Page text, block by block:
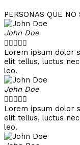
PERSONAS QUE NO
John Doe

Lorem ipsum dolor
elit tellus, luctus
leo.
John Doe

Lorem ipsum dolor
elit tellus, luctus
leo.